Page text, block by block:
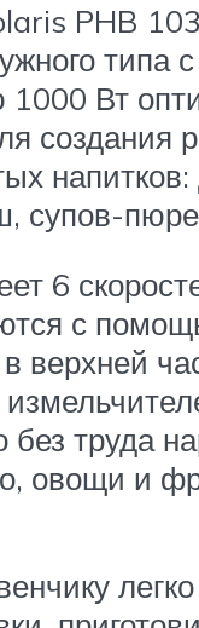
PHB
типа с
Вт
создания
напитков:
супов-
6
с
верхней
труда
овощи и